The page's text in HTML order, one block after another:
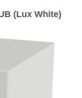
(Lux White)